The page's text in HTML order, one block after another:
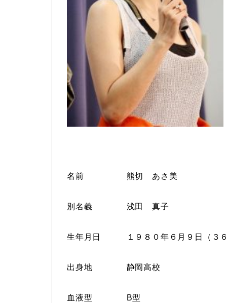
名前 熊切 あさ美
別名義 浅田 真子
生年月日 １９８０年６月９日（３
出身地 静岡高校
血液型 B型